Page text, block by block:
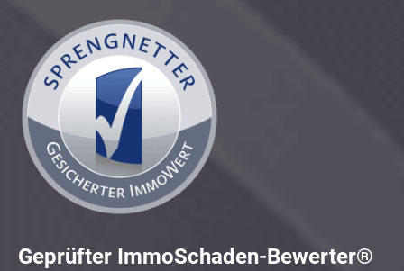
Geprüfter ImmoSchaden-Bewerter®